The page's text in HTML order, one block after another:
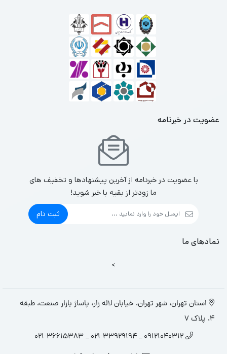
عضویت در خبرنامه
با عضویت در خبرنامه از آخرین پیشنهادها و تخفیف های
ما زودتر از بقیه با خبر شوید!
ثبت نام
نمادهای ما
>
استان تهران، شهر تهران، خیابان لاله زار، پاساژ بازار صنعت، طبقه
4، پلاک 7
09121040312 _ 021-33929194 _ 021-36615383